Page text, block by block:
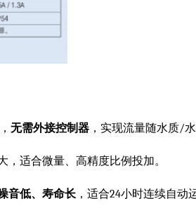
无需外接控制器 ，实现流量随水质/
，适合微量、高精度比例投加。
音低、寿命长 ，适合24小时连续自动